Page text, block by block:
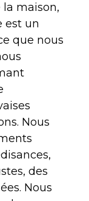
maison,
est un
que nous
Nous
des
Nous